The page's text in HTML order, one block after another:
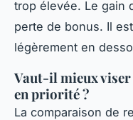
trop élevée. Le gain
perte de bonus. Il
légèrement en
Vaut-il mieux viser
en priorité ?
La comparaison de